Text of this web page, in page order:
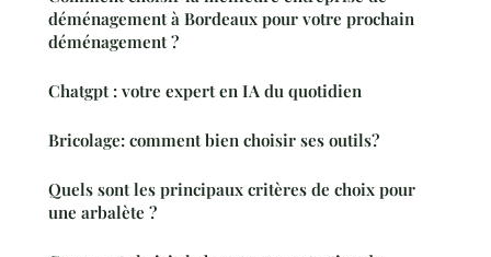
déménagement à Bordeaux pour votre prochain
déménagement ?
Chatgpt : votre expert en IA du quotidien
Bricolage: comment bien choisir ses outils?
Quels sont les principaux critères de choix pour
une arbalète ?